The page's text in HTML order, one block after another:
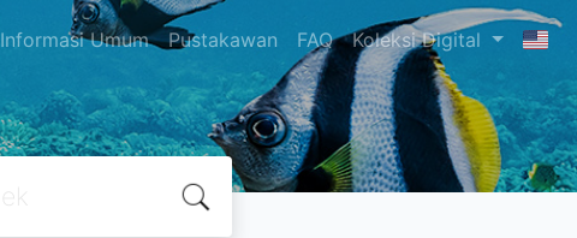
Informasi Umum Pustakawan FAQ Koleksi Digital